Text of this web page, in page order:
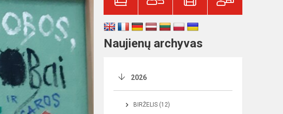
Naujienų archyvas
2026
BIRŽELIS (12)